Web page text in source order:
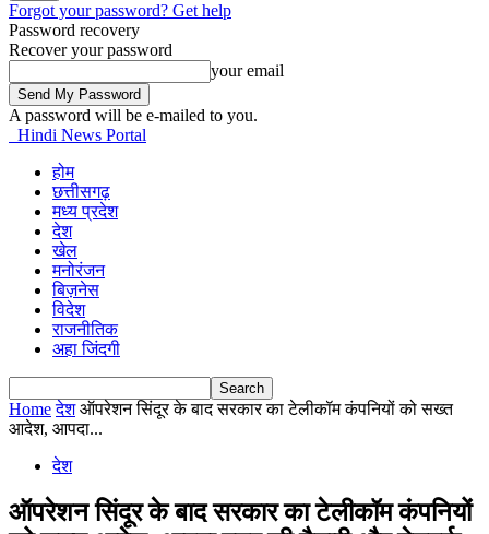
Forgot your password? Get help
Password recovery
Recover your password
your email
A password will be e-mailed to you.
Hindi News Portal
होम
छत्तीसगढ़
मध्य प्रदेश
देश
खेल
मनोरंजन
बिज़नेस
विदेश
राजनीतिक
अहा जिंदगी
Home देश ऑपरेशन सिंदूर के बाद सरकार का टेलीकॉम कंपनियों को सख्त
आदेश, आपदा...
देश
ऑपरेशन सिंदूर के बाद सरकार का टेलीकॉम कंपनियों